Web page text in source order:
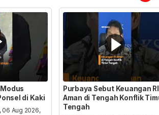
di Kaki
06 Aug 2026,
Purbaya Sebut Keuangan RI
Aman di Tengah Konflik
Tengah